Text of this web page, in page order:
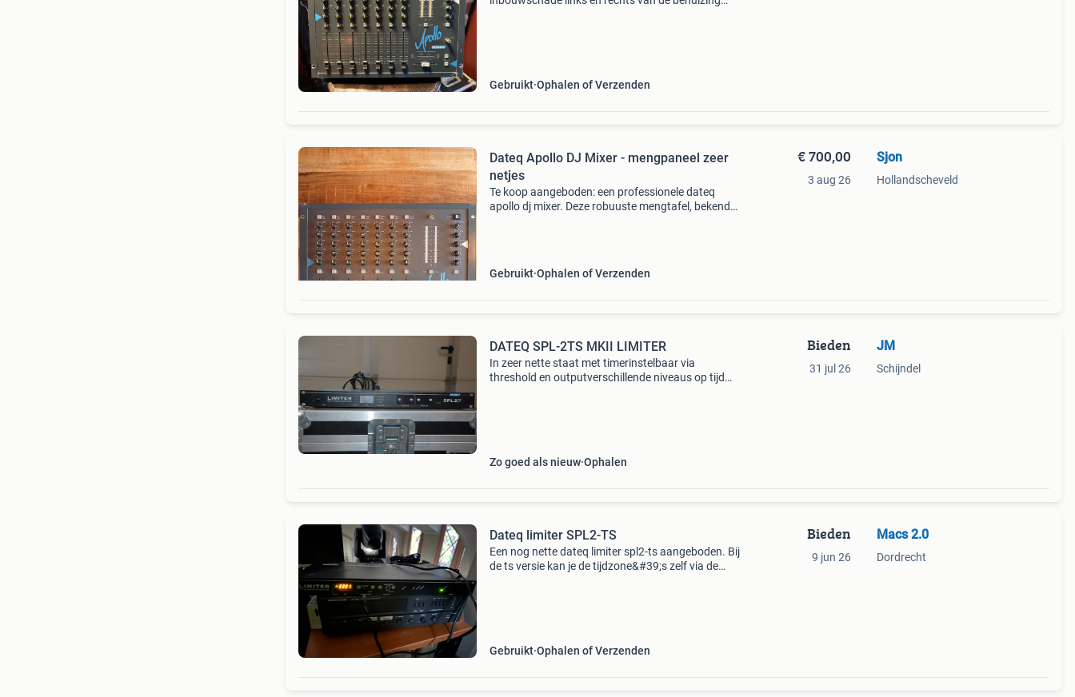
Gebruikt Ophalen of Verzenden
Dateq Apollo DJ Mixer - mengpaneel zeer
netjes
Te koop aangeboden: een professionele dateq
apollo dj mixer. Deze robuuste mengtafel, bekend
Gebruikt Ophalen of Verzenden
€ 700,00
3 aug 26
Sjon
Hollandscheveld
DATEQ SPL-2TS MKII LIMITER
In zeer nette staat met timerinstelbaar via
threshold en outputverschillende niveaus op tijd
Zo goed als nieuw Ophalen
Bieden
31 jul 26
JM
Schijndel
Dateq limiter SPL2-TS
Een nog nette dateq limiter spl2-ts aangeboden. Bij
de ts versie kan je de tijdzone&#39;s zelf via de
Gebruikt Ophalen of Verzenden
Bieden
9 jun 26
Macs 2.0
Dordrecht